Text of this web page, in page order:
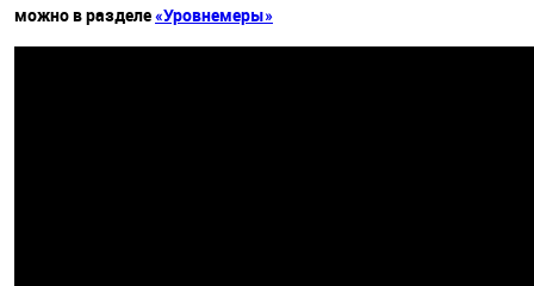
можно в разделе«Уровнемеры»